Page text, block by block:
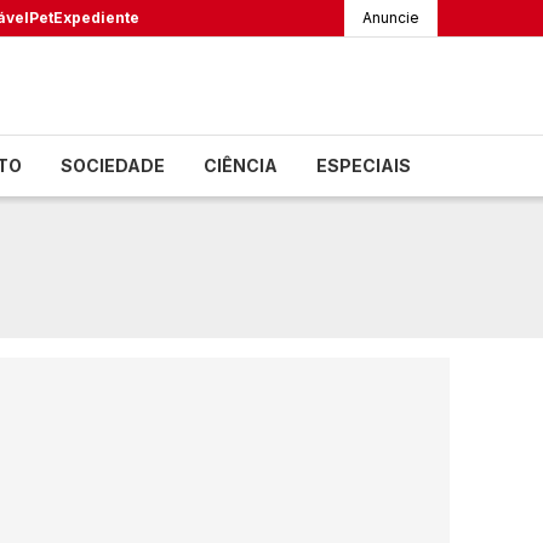
PetExpediente Anuncie
SOCIEDADE CIÊNCIA ESPECIAIS